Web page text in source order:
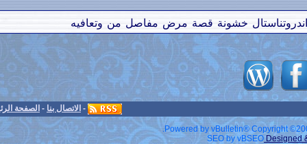
قصة مرض مفاصل من وتعافيه
الصفحة الرئيسية -الأرشيف-الأعلى
Powered by